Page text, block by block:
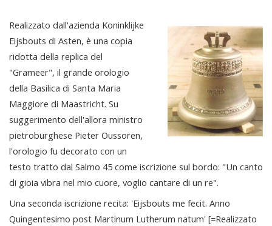
Realizzato dall'azienda Koninklijke
Eijsbouts di Asten, è una copia
ridotta della replica del
"Grameer", il grande orologio
della Basilica di Santa Maria
Maggiore di Maastricht. Su
suggerimento dell'allora ministro
pietroburghese Pieter Oussoren,
l'orologio fu decorato con un
testo tratto dal Salmo 45 come iscrizione sul bordo: "Un canto
di gioia vibra nel mio cuore, voglio cantare di un re".
Una seconda iscrizione recita: 'Eijsbouts me fecit. Anno
Quingentesimo post Martinum Lutherum natum' [=Realizzato